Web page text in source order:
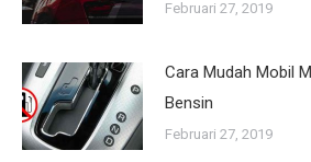
Februari 27, 2019
Cara Mudah Mobil
Bensin
Februari 27, 2019